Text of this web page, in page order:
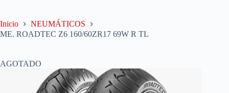
Inicio
NEUMÁTICOS
ME. ROADTEC Z6 160/60ZR17 69W R TL
AGOTADO